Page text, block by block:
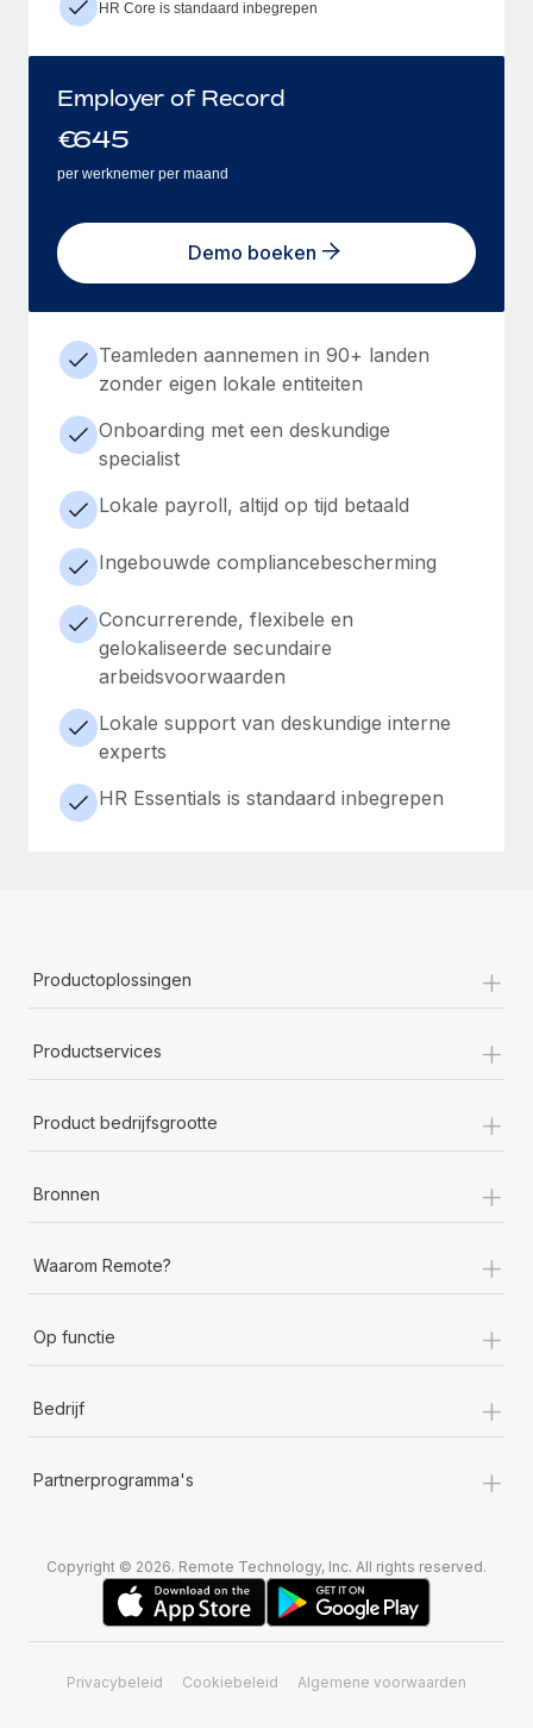
HR Core is standaard inbegrepen
Employer of Record
€645
per werknemer per maand
Demo boeken
Teamleden aannemen in 90+ landen
zonder eigen lokale entiteiten
Onboarding met een deskundige
specialist
Lokale payroll, altijd op tijd betaald
Ingebouwde compliancebescherming
Concurrerende, flexibele en
gelokaliseerde secundaire
arbeidsvoorwaarden
Lokale support van deskundige interne
experts
HR Essentials is standaard inbegrepen
Productoplossingen +
Productservices +
Product bedrijfsgrootte +
Bronnen +
Waarom Remote? +
Op functie +
Bedrijf +
Partnerprogramma's +
Copyright © 2026. Remote Technology, Inc. All rights reserved.
Privacybeleid Cookiebeleid Algemene voorwaarden